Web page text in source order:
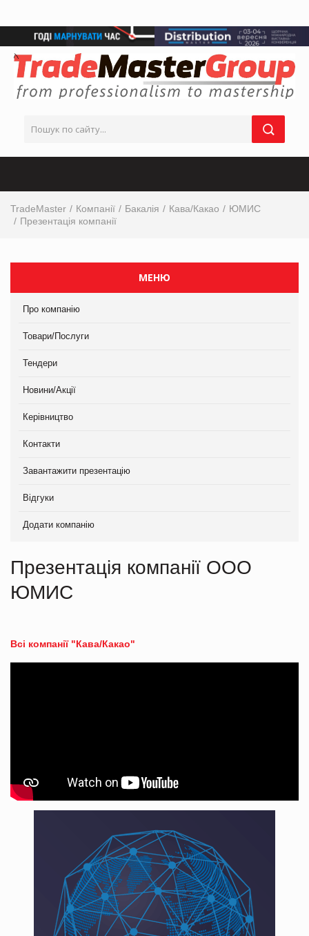
TradeMaster Компанії Бакалія Кава/Какао
ЮМИС
Презентація компанії
МЕНЮ
Про компанію
Товари/Послуги
Тендери
Новини/Акції
Керівництво
Контакти
Завантажити презентацію
Відгуки
Додати компанію
Презентація компанії ООО
ЮМИС
Всі компанії "Кава/Какао"